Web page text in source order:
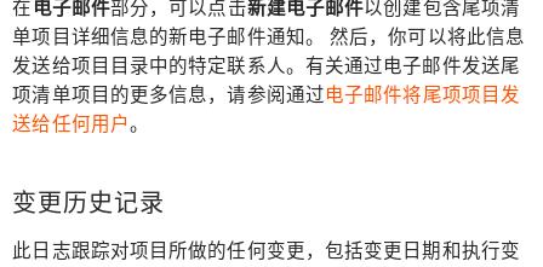
在 电子邮件部分，可以点击新建电子邮件以创建包含尾项清
单项目详细信息的新电子邮件通知。 然后，你可以将此信息
发送给项目目录中的特定联系人。有关通过电子邮件发送尾
项清单项目的更多信息，请参阅通过电子邮件将尾项项目发
送给任何用户。
变更历史记录
此日志跟踪对项目所做的任何变更，包括变更日期和执行变